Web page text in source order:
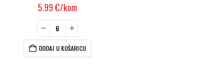
5.99€/kom
DODAJ U KOŠARICU